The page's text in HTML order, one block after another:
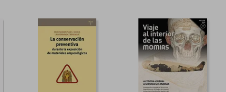
45%
dcto.
45%
dcto.